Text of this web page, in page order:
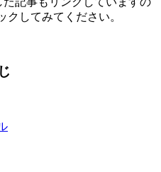
クしてみてください。